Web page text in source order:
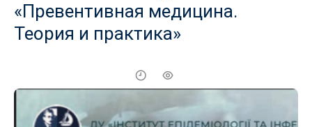
«Превентивная медицина.
Теория и практика»